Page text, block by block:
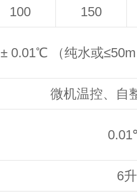
100
150
± 0.01℃ （纯水或
微机温控、自
6升